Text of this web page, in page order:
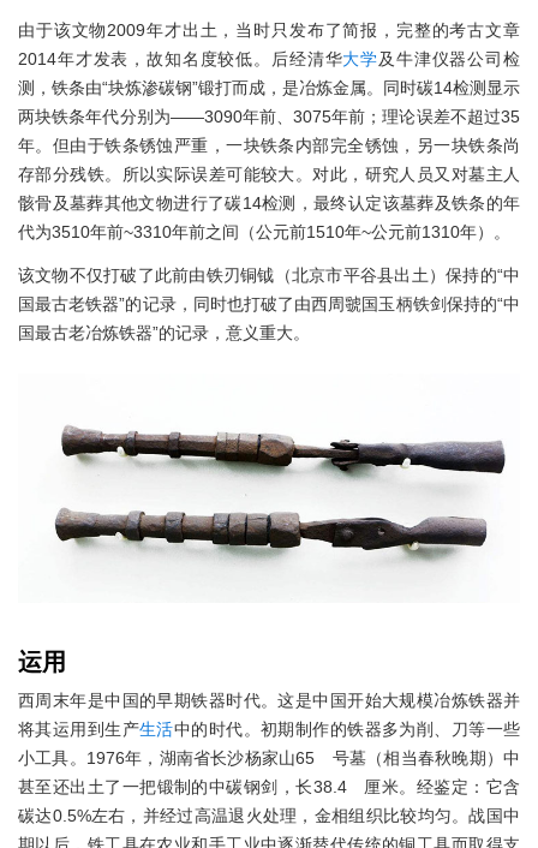
由于该文物2009年才出土，当时只发布了简报，完整的考古文章
2014年才发表，故知名度较低。后经清华大学及牛津仪器公司检
测，铁条由“块炼渗碳钢”锻打而成，是冶炼金属。同时碳14检测显示
两块铁条年代分别为——3090年前、3075年前；理论误差不超过35
年。但由于铁条锈蚀严重，一块铁条内部完全锈蚀，另一块铁条尚
存部分残铁。所以实际误差可能较大。对此，研究人员又对墓主人
骸骨及墓葬其他文物进行了碳14检测，最终认定该墓葬及铁条的年
代为3510年前~3310年前之间（公元前1510年~公元前1310年）。
该文物不仅打破了此前由铁刃铜钺（北京市平谷县出土）保持的“中
国最古老铁器”的记录，同时也打破了由西周虢国玉柄铁剑保持的“中
国最古老冶炼铁器”的记录，意义重大。
运用
西周末年是中国的早期铁器时代。这是中国开始大规模冶炼铁器并
将其运用到生产生活中的时代。初期制作的铁器多为削、刀等一些
小工具。1976年，湖南省长沙杨家山65 号墓（相当春秋晚期）中
甚至还出土了一把锻制的中碳钢剑，长38.4 厘米。经鉴定：它含
碳达0.5%左右，并经过高温退火处理，金相组织比较均匀。战国中